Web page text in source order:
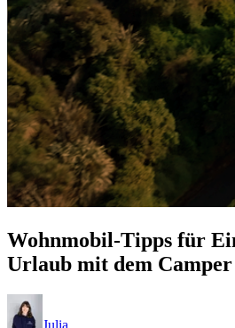
Wohnmobil-Tipps für
Urlaub mit dem Camper
Julia